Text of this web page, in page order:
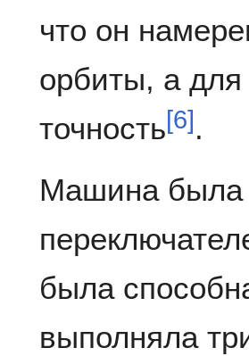
что он
орбиты, а для
точность[6].
Машина была
была
выполняла